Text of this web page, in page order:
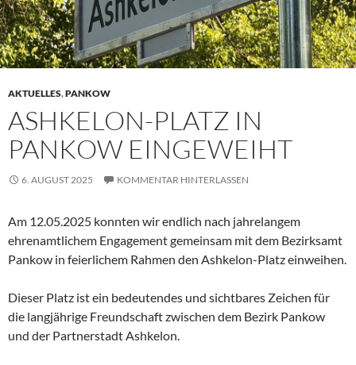
AKTUELLES,PANKOW
ASHKELON-PLATZ IN
PANKOW EINGEWEIHT
6. AUGUST 2025 KOMMENTAR HINTERLASSEN
Am 12.05.2025 konnten wir endlich nach jahrelangem
ehrenamtlichem Engagement gemeinsam mit dem Bezirksamt
Pankow in feierlichem Rahmen den Ashkelon-Platz einweihen.
Dieser Platz ist ein bedeutendes und sichtbares Zeichen für
die langjährige Freundschaft zwischen dem Bezirk Pankow
und der Partnerstadt Ashkelon.